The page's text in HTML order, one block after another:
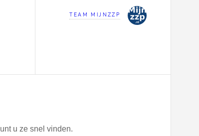
TEAM MIJNZZP
u ze snel vinden.